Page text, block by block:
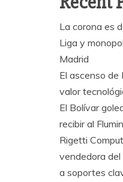
La corona es
Liga y
Madrid
El ascenso de
valor
El Bolívar
recibir al
Rigetti
vendedora
a soportes